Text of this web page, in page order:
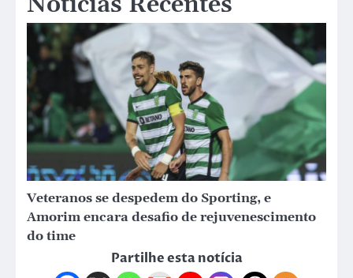
Veteranos se despedem do Sporting, e
Amorim encara desafio de rejuvenescimento
do time
Partilhe esta notícia